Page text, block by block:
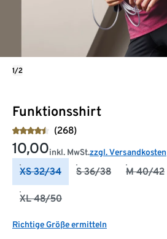
Funktionsshirt
(268)
10,00inkl. MwSt.zzgl. Versandkosten
XS 32/34 S 36/38 M 40/42
XL 48/50
Richtige Größe ermitteln
1/2